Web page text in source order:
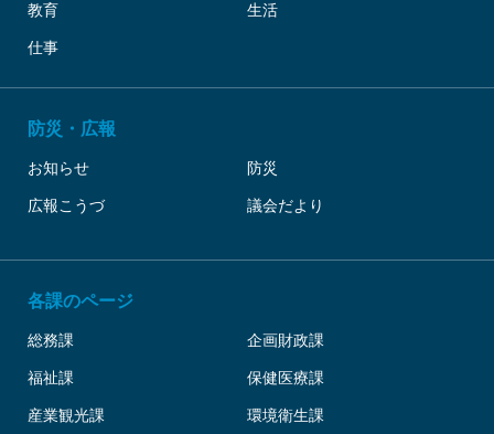
教育 生活
仕事
防災・広報
お知らせ 防災
広報こうづ 議会だより
各課のページ
総務課 企画財政課
福祉課 保健医療課
産業観光課 環境衛生課